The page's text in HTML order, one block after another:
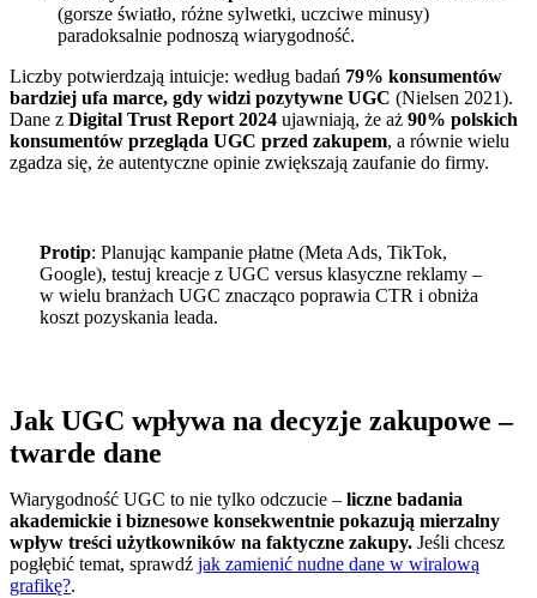
(gorsze światło, różne sylwetki, uczciwe minusy)
paradoksalnie podnoszą wiarygodność.
Liczby potwierdzają intuicje: według badań 79% konsumentów
bardziej ufa marce, gdy widzi pozytywne UGC (Nielsen 2021).
Dane z Digital Trust Report 2024 ujawniają, że aż 90% polskich
konsumentów przegląda UGC przed zakupem, a równie wielu
zgadza się, że autentyczne opinie zwiększają zaufanie do firmy.
Protip: Planując kampanie płatne (Meta Ads, TikTok,
Google), testuj kreacje z UGC versus klasyczne reklamy –
w wielu branżach UGC znacząco poprawia CTR i obniża
koszt pozyskania leada.
Jak UGC wpływa na decyzje zakupowe –
twarde dane
Wiarygodność UGC to nie tylko odczucie – liczne badania
akademickie i biznesowe konsekwentnie pokazują mierzalny
wpływ treści użytkowników na faktyczne zakupy. Jeśli chcesz
pogłębić temat, sprawdź jak zamienić nudne dane w wiralową
grafikę?.